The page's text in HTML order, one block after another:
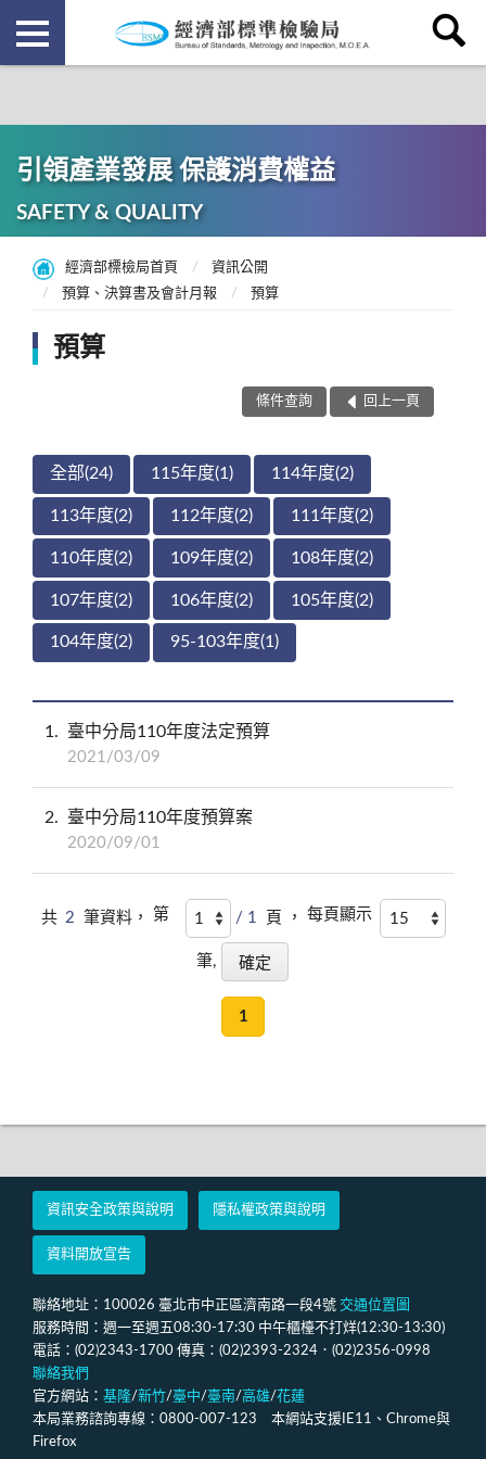
引領產業發展 保護消費權益
SAFETY & QUALITY
經濟部標檢局首頁
資訊公開
預算、決算書及會計月報
預算
預算
條件查詢 回上一頁
全部(24) 115年度(1) 114年度(2)
113年度(2) 112年度(2) 111年度(2)
110年度(2) 109年度(2) 108年度(2)
107年度(2) 106年度(2) 105年度(2)
104年度(2) 95-103年度(1)
1 臺中分局110年度法定預算
2021/03/09
2 臺中分局110年度預算案
2020/09/01
共 2 筆資料， 第 / 1 頁 ， 每頁顯示
筆,
1
資訊安全政策與說明 隱私權政策與說明
資料開放宣告
聯絡地址：100026 臺北市中正區濟南路一段4號 交通位置圖
服務時間：週一至週五08:30-17:30 中午櫃檯不打烊(12:30-13:30)
電話：(02)2343-1700 傳真：(02)2393-2324．(02)2356-0998
聯絡我們
官方網站： 基隆/新竹/臺中/臺南/高雄/花蓮
本局業務諮詢專線：0800-007-123 本網站支援IE11、Chrome與
Firefox